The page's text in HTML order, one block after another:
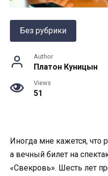
Без рубрики
Author
Платон Куницын
Views
51
Иногда мне кажется, что
а вечный билет на
«Свекровь». Шесть лет